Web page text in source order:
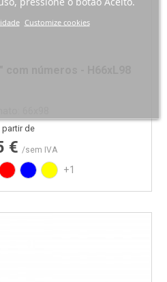
números - H66xL98
66x98
Preço
partir de
€ /sem IVA
Vermelho
Azul Amarelo
+1
Customize cookies